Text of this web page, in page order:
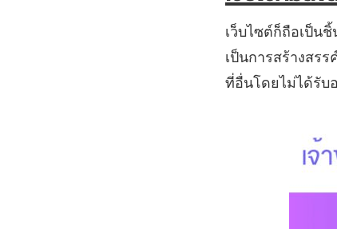
เว็บไซต์ก็ถือเป็น
เป็นการสร้างสร
ที่อื่นโดยไม่ได้รับ